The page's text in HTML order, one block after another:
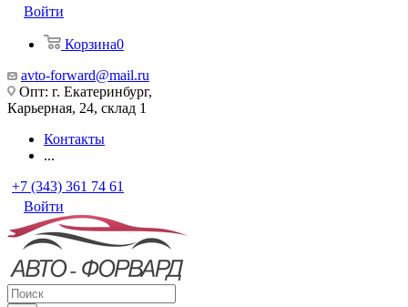
Войти
Корзина0
avto-forward@mail.ru
Опт: г. Екатеринбург,
Карьерная, 24, склад 1
Контакты
...
+7 (343) 361 74 61
Войти